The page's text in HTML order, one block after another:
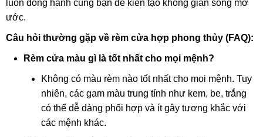
luôn đồng hành cùng bạn để kiến tạo không gian sống mơ
ước.
Câu hỏi thường gặp về rèm cửa hợp phong thủy (FAQ):
Rèm cửa màu gì là tốt nhất cho mọi mệnh?
Không có màu rèm nào tốt nhất cho mọi mệnh. Tuy
nhiên, các gam màu trung tính như kem, be, trắng
có thể dễ dàng phối hợp và ít gây tương khắc với
các mệnh khác.